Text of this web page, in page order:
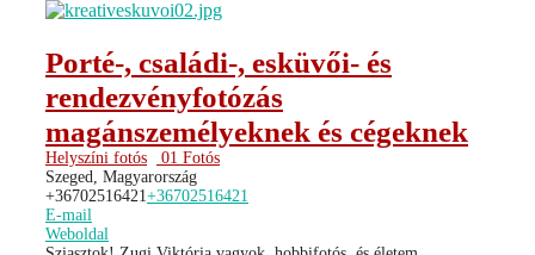
Porté-, családi-, esküvői- és
rendezvényfotózás
magánszemélyeknek és cégeknek
Helyszíni fotós
01 Fotós
Szeged, Magyarország
+36702516421 +36702516421
E-mail
Weboldal